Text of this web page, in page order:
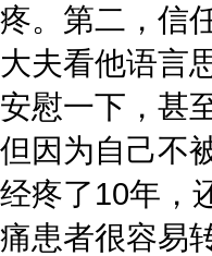
疼。第二，信
大夫看他语言
安慰一下，甚
但因为自己不
经疼了10年，
痛患者很容易